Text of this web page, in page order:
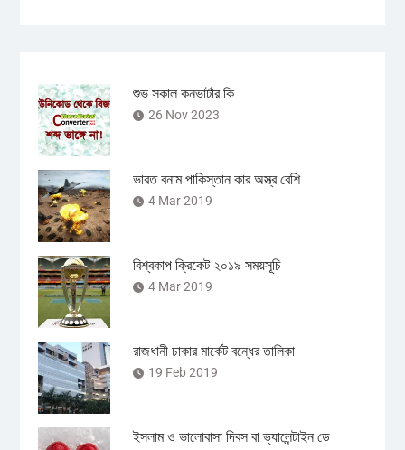
শুভ সকাল কনভার্টার কি
26 Nov 2023
ভারত বনাম পাকিস্তান কার অস্ত্র বেশি
4 Mar 2019
বিশ্বকাপ ক্রিকেট ২০১৯ সময়সূচি
4 Mar 2019
রাজধানী ঢাকার মার্কেট বন্ধের তালিকা
19 Feb 2019
ইসলাম ও ভালোবাসা দিবস বা ভ্যালেন্টাইন ডে